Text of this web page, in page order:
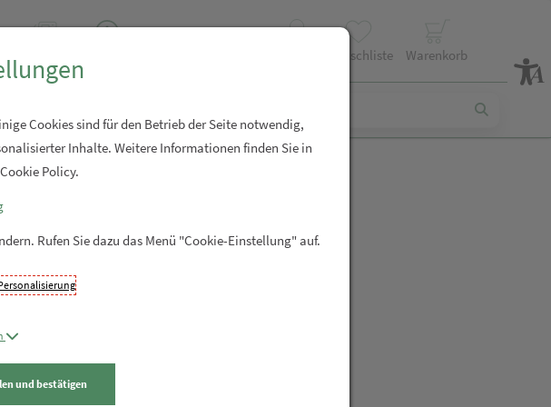
Wunschliste Warenkorb
Kirschkernkissen
Dinosaurier Spike
26,80 EUR
Cookies sind für den Betrieb der Seite notwendig,
Inhalte. Weitere Informationen finden Sie in
Policy.
Rufen Sie dazu das Menü "Cookie-Einstellung" auf.
und bestätigen